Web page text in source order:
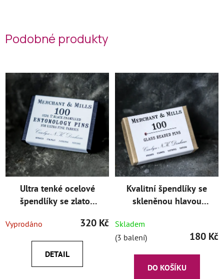
Podobné produkty
Ultra tenké ocelové
špendlíky se zlatou
Vyprodáno 320 Kč
DETAIL
Kvalitní špendlíky se
skleněnou hlavou
Skladem
(3 balení)
180 Kč
DO KOŠÍKU